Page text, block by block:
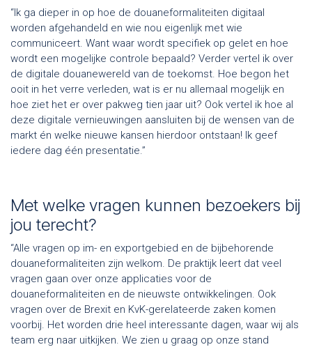
“Ik ga dieper in op hoe de douaneformaliteiten digitaal
worden afgehandeld en wie nou eigenlijk met wie
communiceert. Want waar wordt specifiek op gelet en hoe
wordt een mogelijke controle bepaald? Verder vertel ik over
de digitale douanewereld van de toekomst. Hoe begon het
ooit in het verre verleden, wat is er nu allemaal mogelijk en
hoe ziet het er over pakweg tien jaar uit? Ook vertel ik hoe al
deze digitale vernieuwingen aansluiten bij de wensen van de
markt én welke nieuwe kansen hierdoor ontstaan! Ik geef
iedere dag één presentatie.”
Met welke vragen kunnen bezoekers bij
jou terecht?
“Alle vragen op im- en exportgebied en de bijbehorende
douaneformaliteiten zijn welkom. De praktijk leert dat veel
vragen gaan over onze applicaties voor de
douaneformaliteiten en de nieuwste ontwikkelingen. Ook
vragen over de Brexit en KvK-gerelateerde zaken komen
voorbij. Het worden drie heel interessante dagen, waar wij als
team erg naar uitkijken. We zien u graag op onze stand